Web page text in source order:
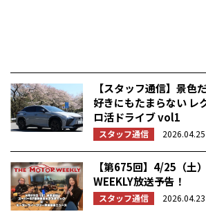
【スタッフ通信】景色
好きにもたまらない レ
ロ活ドライブ vol1
スタッフ通信 2026.04.25
【第675回】4/25（土
WEEKLY放送予告！
スタッフ通信 2026.04.23